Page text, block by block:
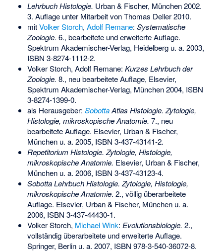
Lehrbuch Histologie. Urban & Fischer, München 2002.
3. Auflage unter Mitarbeit von Thomas Deller 2010.
mitVolker Storch, Adolf Remane: Systematische
Zoologie. 6., bearbeitete und erweiterte Auflage.
Spektrum Akademischer-Verlag, Heidelberg u. a. 2003,
ISBN 3-8274-1112-2.
Volker Storch, Adolf Remane: Kurzes Lehrbuch der
Zoologie. 8., neu bearbeitete Auflage, Elsevier,
Spektrum Akademischer-Verlag, München 2004, ISBN
3-8274-1399-0.
als Herausgeber: SobottaAtlas Histologie. Zytologie,
Histologie, mikroskopische Anatomie. 7., neu
bearbeitete Auflage. Elsevier, Urban & Fischer,
München u. a. 2005, ISBN 3-437-43141-2.
Repetitorium Histologie. Zytologie, Histologie,
mikroskopische Anatomie. Elsevier, Urban & Fischer,
München u. a. 2006, ISBN 3-437-43123-4.
Sobotta Lehrbuch Histologie. Zytologie, Histologie,
mikroskopische Anatomie. 2., völlig überarbeitete
Auflage. Elsevier, Urban & Fischer, München u. a.
2006, ISBN 3-437-44430-1.
Volker Storch, Michael Wink: Evolutionsbiologie. 2.,
vollständig überarbeitete und erweiterte Auflage.
Springer, Berlin u. a. 2007, ISBN 978-3-540-36072-8.